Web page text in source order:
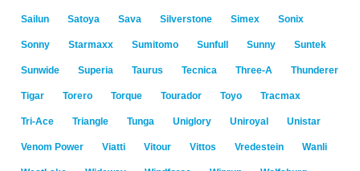
Sailun Satoya Sava Silverstone Simex Sonix
Sonny Starmaxx Sumitomo Sunfull Sunny Suntek
Sunwide Superia Taurus Tecnica Three-A Thunderer
Tigar Torero Torque Tourador Toyo Tracmax
Tri-Ace Triangle Tunga Uniglory Uniroyal Unistar
Venom Power Viatti Vitour Vittos Vredestein Wanli